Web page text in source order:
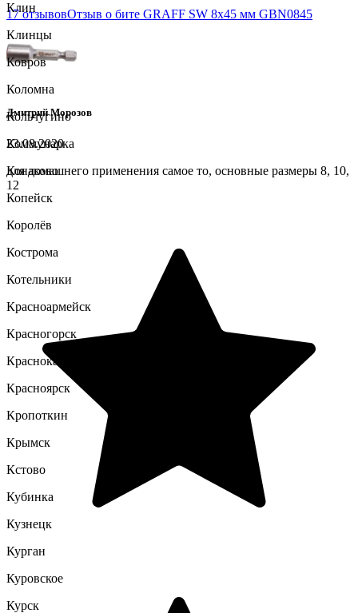
17 отзывовОтзыв о бите GRAFF SW 8x45 мм GBN0845
Дмитрий Морозов
23.08.2020
для домашнего применения самое то, основные размеры 8, 10,
12
Клин
Клинцы
Ковров
Коломна
Кольчугино
Коммунарка
Конаково
Копейск
Королёв
Кострома
Котельники
Красноармейск
Красногорск
Краснокамск
Красноярск
Кропоткин
Крымск
Кстово
Кубинка
Кузнецк
Курган
Куровское
Курск